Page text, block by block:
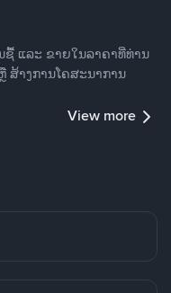
ແລະ ຂາຍໃນລາຄາທີ່ທ່ານ
ສ້າງການໂຄສະນາການ
View more